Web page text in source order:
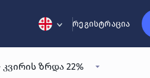
რეგისტრაცია
კვირის ზრდა 22%